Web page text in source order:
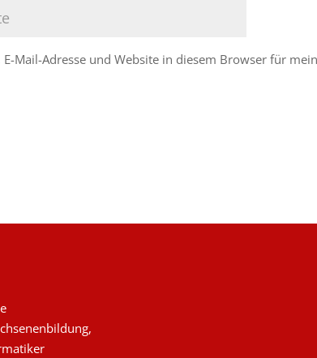
E-Mail-Adresse und Website in diesem Browser für